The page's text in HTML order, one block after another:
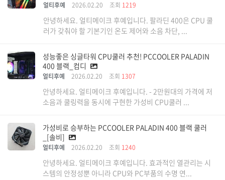
얼티후예 2026.02.20 조회 1219
안녕하세요. 얼티메이크 후예입니다. 팔라딘 400은 CPU 쿨
러가 갖춰야 할 기본기인 온도 제어와 소음 차단, ...
성능좋은 싱글타워 CPU쿨러 추천! PCCOOLER PALADIN
400 블랙_컴디
얼티후예 2026.02.20 조회 1307
안녕하세요. 얼티메이크 후예입니다. - 2만원대의 가격에 저
소음과 쿨링력을 동시에 구현한 가성비 CPU쿨러 ...
가성비로 승부하는 PCCOOLER PALADIN 400 블랙 쿨러
_[솔비]
얼티후예 2026.02.20 조회 1240
안녕하세요. 얼티메이크 후예입니다. 효과적인 열관리는 시
스템의 안정성뿐 아니라 CPU와 PC부품의 수명 연...